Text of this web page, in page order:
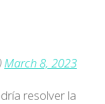
March 8, 2023
resolver la